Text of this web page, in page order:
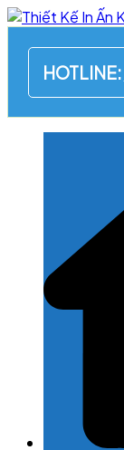
Skip
content
HOTLINE: